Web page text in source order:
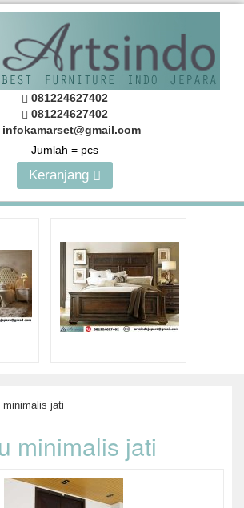
081224627402
081224627402
infokamarset@gmail.com
Jumlah = pcs
Keranjang
minimalis jati
minimalis jati